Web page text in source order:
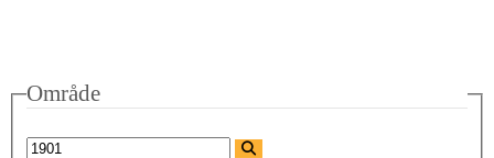
Område